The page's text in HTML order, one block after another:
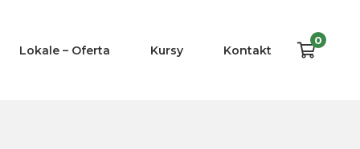
Lokale – Oferta Kursy Kontakt
0